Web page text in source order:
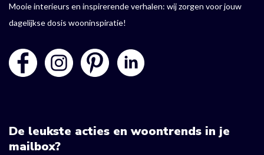
Mooie interieurs en inspirerende verhalen: wij zorgen voor jouw
dagelijkse dosis wooninspiratie!
De leukste acties en woontrends in je
mailbox?